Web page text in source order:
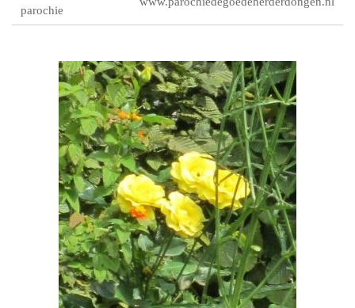
parochie